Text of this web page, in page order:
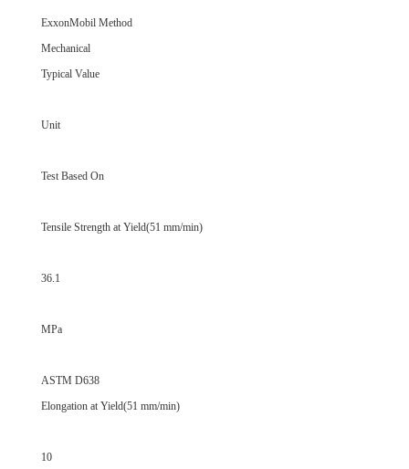
ExxonMobil Method
Mechanical
Typical Value
Unit
Test Based On
Tensile Strength at Yield(51 mm/min)
36.1
MPa
ASTM D638
Elongation at Yield(51 mm/min)
10